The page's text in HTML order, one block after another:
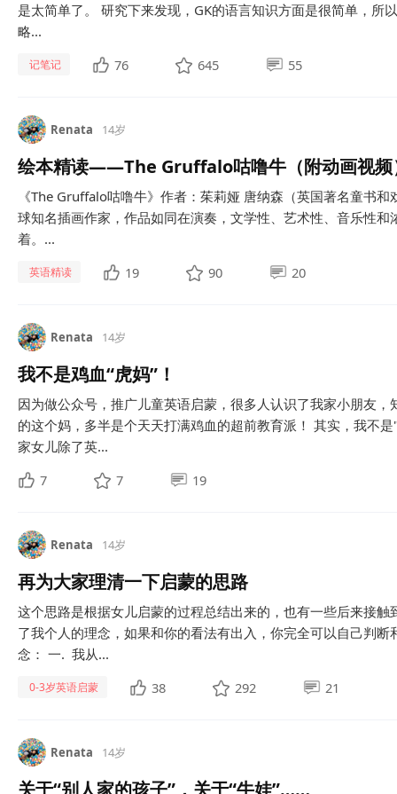
是太简单了。 研究下来发现，GK的语言知识方面是很简单，所
略...
记笔记 76 645 55
Renata 14岁
绘本精读——The Gruffalo咕噜牛（附动画视频
《The Gruffalo咕噜牛》作者：茱莉娅 唐纳森（英国著名童书
球知名插画作家，作品如同在演奏，文学性、艺术性、音乐性
着。...
英语精读 19 90 20
Renata 14岁
我不是鸡血“虎妈”！
因为做公众号，推广儿童英语启蒙，很多人认识了我家小朋友
的这个妈，多半是个天天打满鸡血的超前教育派！ 其实，我不
家女儿除了英...
7
7 19
Renata 14岁
再为大家理清一下启蒙的思路
这个思路是根据女儿启蒙的过程总结出来的，也有一些后来接
了我个人的理念，如果和你的看法有出入，你完全可以自己判
念： 一. 我从...
0-3岁英语启蒙 38 292 21
Renata 14岁
关于“别人家的孩子”，关于“牛娃”……